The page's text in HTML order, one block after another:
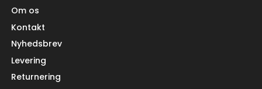
Om os
Kontakt
Nyhedsbrev
Levering
Returnering